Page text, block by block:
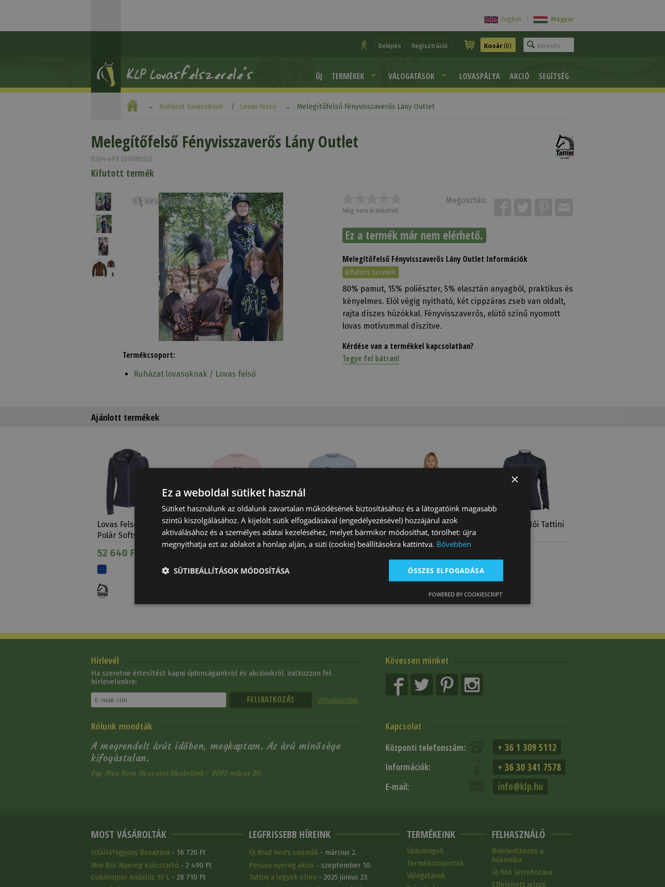
English Magyar
Belépés Regisztráció Kosár(0)
ÚJ TERMÉKEK VÁLOGATÁSOK LOVASPÁLYA AKCIÓ SEGÍTSÉG
Ruházat lovasoknak Lovas felső Melegítőfelső Fényvisszaverős Lány Outlet
Melegítőfelső Fényvisszaverős Lány Outlet
0304499 (0108t02)
Kifutott termék
Még nem értékelték.
Megosztás:
Ez a termék már nem elérhető.
Melegítőfelső Fényvisszaverős Lány Outlet Információk
Kifutott termék
80% pamut, 15% poliészter, 5% elasztán anyagból, praktikus és
kényelmes. Elöl végig nyitható, két cippzáras zseb van oldalt,
rajta díszes húzókkal. Fényvisszaverős, elütő színű nyomott
lovas motívummal díszítve.
Kérdése van a termékkel kapcsolatban?
Tegye fel bátran!
Termékcsoport:
Ruházat lovasoknak / Lovas felső
Ajánlott termékek
Lovas Felső Női Feltre
Polár Softshell …
52 640 Ft
Póló Lány Fríz Póló Lány Lófejes Kék Miss Melody Lány Póló
Lovas Felső Női Tattini
Cipzáras
16 900 Ft
Kövessen minket
Hírlevél
Ha szeretne értesítést kapni újdonságainkról és akcióinkról, iratkozzon fel
hírlevelünkre:
Unsubscribe
Kapcsolat
Központi telefonszám: + 36 1 309 5112
Információk: + 36 30 341 7578
E-mail: info@klp.hu
Rólunk mondták
A megrendelt árút időben, megkaptam. Az árú minősége
kifogástalan.
Egy Meg Nem Nevezett Vásárlónk - 2025 május 20.
MOST VÁSÁROLTÁK
Istállófüggöny Boxajtóra - 16 720 Ft
Mini Bőr Nyereg Kulcstartó - 2 490 Ft
Csikótejpor Andalúz 10 L - 28 710 Ft
LEGFRISSEBB HÍREINK
Új Brad Ren's csizmák- március 2.
Pessoa nyereg akció - szeptember 10.
Tattini a legyek ellen - 2025 június 23.
TERMÉKEINK
Újdonságok
Termékcsoportok
Válogatások
FELHASZNÁLÓ
Bejelentkezés a
fiókomba
Új fiók létrehozása
Elfelejtett jelszó
×
Ez a weboldal sütiket használ
Sütiket használunk az oldalunk zavartalan működésének biztosításához és a látogatóink magasabb
szintű kiszolgálásához. A kijelölt sütik elfogadásával (engedélyezésével) hozzájárul azok
aktiválásához és a személyes adatai kezeléséhez, melyet bármikor módosíthat, törölhet: újra
megnyithatja ezt az ablakot a honlap alján, a süti (cookie) beállításokra kattintva. Bővebben
ÖSSZES ELFOGADÁSA
SÜTIBEÁLLÍTÁSOK MÓDOSÍTÁSA
POWERED BY COOKIESCRIPT